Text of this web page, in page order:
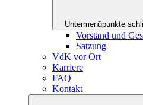
Untermenüpunkte
Vorstand und
Satzung
VdK vor Ort
Karriere
FAQ
Kontakt